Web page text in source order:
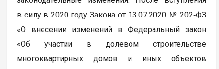
в силу в 2020 году Закона от 13.07.2020 № 202‑ФЗ
«О внесении изменений в Федеральный закон
«Об участии в долевом строительстве
многоквартирных домов и иных объектов